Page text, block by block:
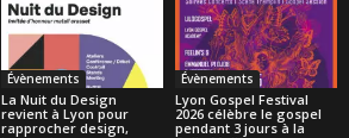
Évènements
La Nuit du Design
revient à Lyon pour
rapprocher design,
Évènements
Lyon Gospel Festival
2026 célèbre le gospel
pendant 3 jours à la